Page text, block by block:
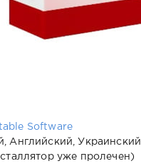
Software
Английский, Украинский
уже пролечен)